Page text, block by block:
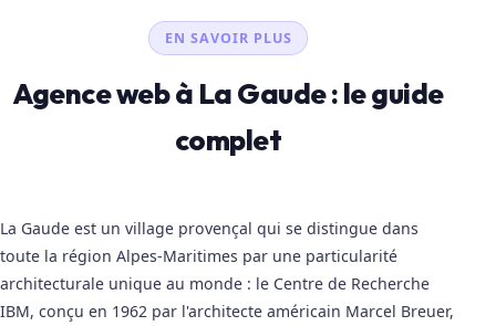
EN SAVOIR PLUS
Agence web à La Gaude : le guide
complet
La Gaude est un village provençal qui se distingue dans
toute la région Alpes-Maritimes par une particularité
architecturale unique au monde : le Centre de Recherche
IBM, conçu en 1962 par l'architecte américain Marcel Breuer,